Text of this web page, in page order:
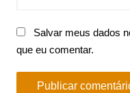
Salvar meus dados
que eu comentar.